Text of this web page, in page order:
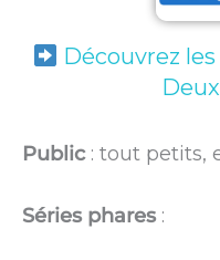
Découvrez
Public: tout petits,
Séries phares: